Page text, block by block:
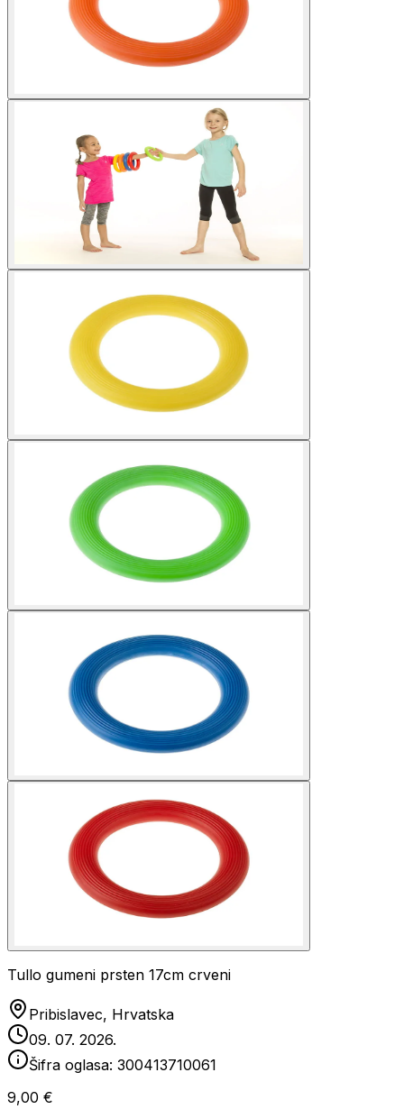
Tullo gumeni prsten 17cm crveni
Pribislavec, Hrvatska
09. 07. 2026.
Šifra oglasa: 300413710061
9,00 €